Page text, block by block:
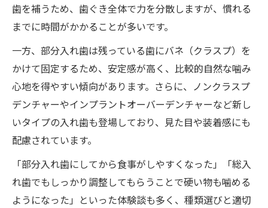
歯を補うため、歯ぐき全体で力を分散しますが、慣れる
までに時間がかかることが多いです。
一方、部分入れ歯は残っている歯にバネ（クラスプ）を
かけて固定するため、安定感が高く、比較的自然な噛み
心地を得やすい傾向があります。さらに、ノンクラスプ
デンチャーやインプラントオーバーデンチャーなど新し
いタイプの入れ歯も登場しており、見た目や装着感にも
配慮されています。
「部分入れ歯にしてから食事がしやすくなった」「総入
れ歯でもしっかり調整してもらうことで硬い物も噛める
ようになった」といった体験談も多く、種類選びと適切